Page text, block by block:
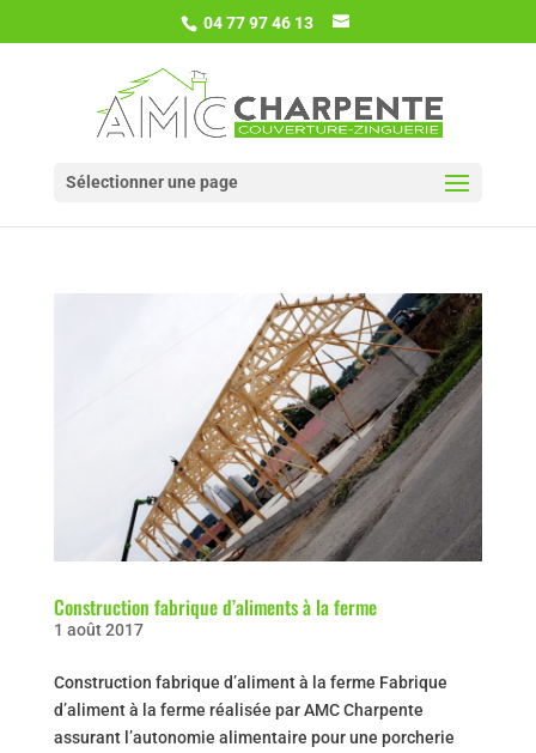
04 77 97 46 13
Sélectionner une page
Construction fabrique d’aliments à la ferme
1 août 2017
Construction fabrique d’aliment à la ferme Fabrique
d’aliment à la ferme réalisée par AMC Charpente
assurant l’autonomie alimentaire pour une porcherie